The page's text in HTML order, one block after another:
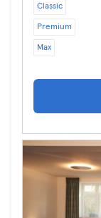
Classic
Premium
Max